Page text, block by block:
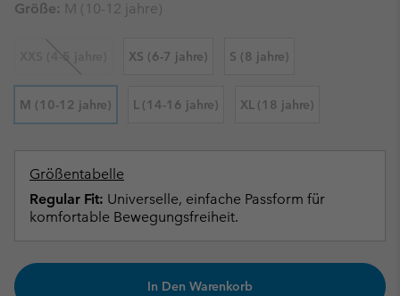
Größe: M (10-12 jahre)
XXS (4-5 jahre) XS (6-7 jahre) S (8 jahre)
M (10-12 jahre) L (14-16 jahre) XL (18 jahre)
Größentabelle
Regular Fit: Universelle, einfache Passform für
komfortable Bewegungsfreiheit.
In Den Warenkorb